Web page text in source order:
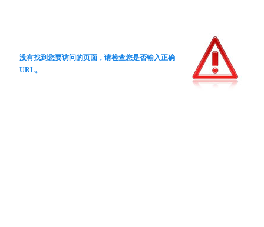
没有找到您要访问的页面，请检查您是否输入正确
URL。